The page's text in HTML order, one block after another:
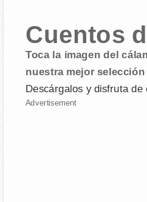
Cuentos
Toca la imagen del
nuestra mejor
Descárgalos y disfruta
Advertisement